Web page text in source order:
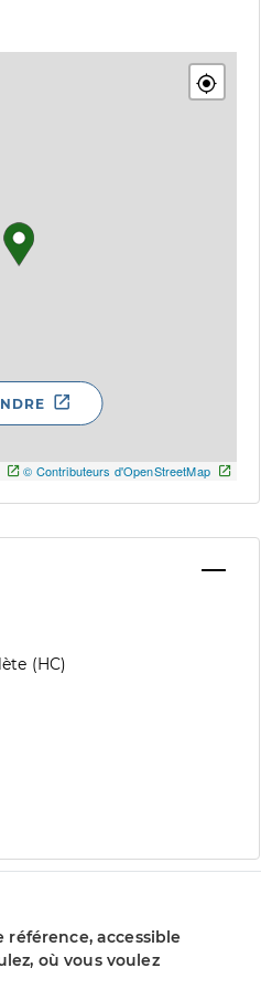
© Contributeurs d'OpenStreetMap
(HC)
référence, accessible
où vous voulez